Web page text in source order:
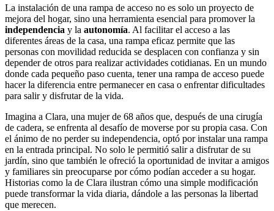
La instalación de una rampa de acceso no es solo un proyecto de
mejora del hogar, sino una herramienta esencial para promover la
independencia y la autonomía. Al facilitar el acceso a las
diferentes áreas de la casa, una rampa eficaz permite que las
personas con movilidad reducida se desplacen con confianza y sin
depender de otros para realizar actividades cotidianas. En un mundo
donde cada pequeño paso cuenta, tener una rampa de acceso puede
hacer la diferencia entre permanecer en casa o enfrentar dificultades
para salir y disfrutar de la vida.
Imagina a Clara, una mujer de 68 años que, después de una cirugía
de cadera, se enfrenta al desafío de moverse por su propia casa. Con
el ánimo de no perder su independencia, optó por instalar una rampa
en la entrada principal. No solo le permitió salir a disfrutar de su
jardín, sino que también le ofreció la oportunidad de invitar a amigos
y familiares sin preocuparse por cómo podían acceder a su hogar.
Historias como la de Clara ilustran cómo una simple modificación
puede transformar la vida diaria, dándole a las personas la libertad
que merecen.